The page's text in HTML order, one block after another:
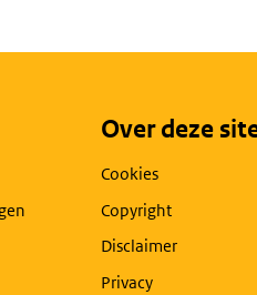
Over deze
Cookies
Copyright
Disclaimer
Privacy